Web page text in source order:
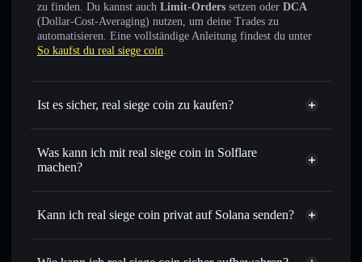
zu finden. Du kannst auch Limit-Orders setzen oder DCA
(Dollar-Cost-Averaging) nutzen, um deine Trades zu
automatisieren. Eine vollständige Anleitung findest du unter
So kaufst du real siege coin.
Ist es sicher, real siege coin zu kaufen?
real siege coin
nicht
Was kann ich mit real siege coin in Solflare
machen?
real siege coin
Solflare-Wallet
Sofort tauschen– handle SIEGE gegen SOL, USDC oder
Routing zum bestmöglichen Kurs
Kann ich real siege coin privat auf Solana senden?
Privacy